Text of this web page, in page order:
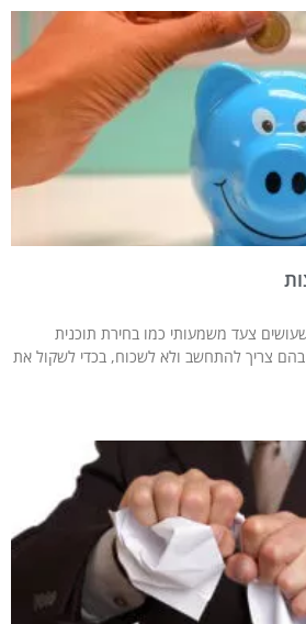
צעד משמעותי כמו בחירת תוכנית
בהם צריך להתחשב ולא לשכוח, בכדי לשקול את